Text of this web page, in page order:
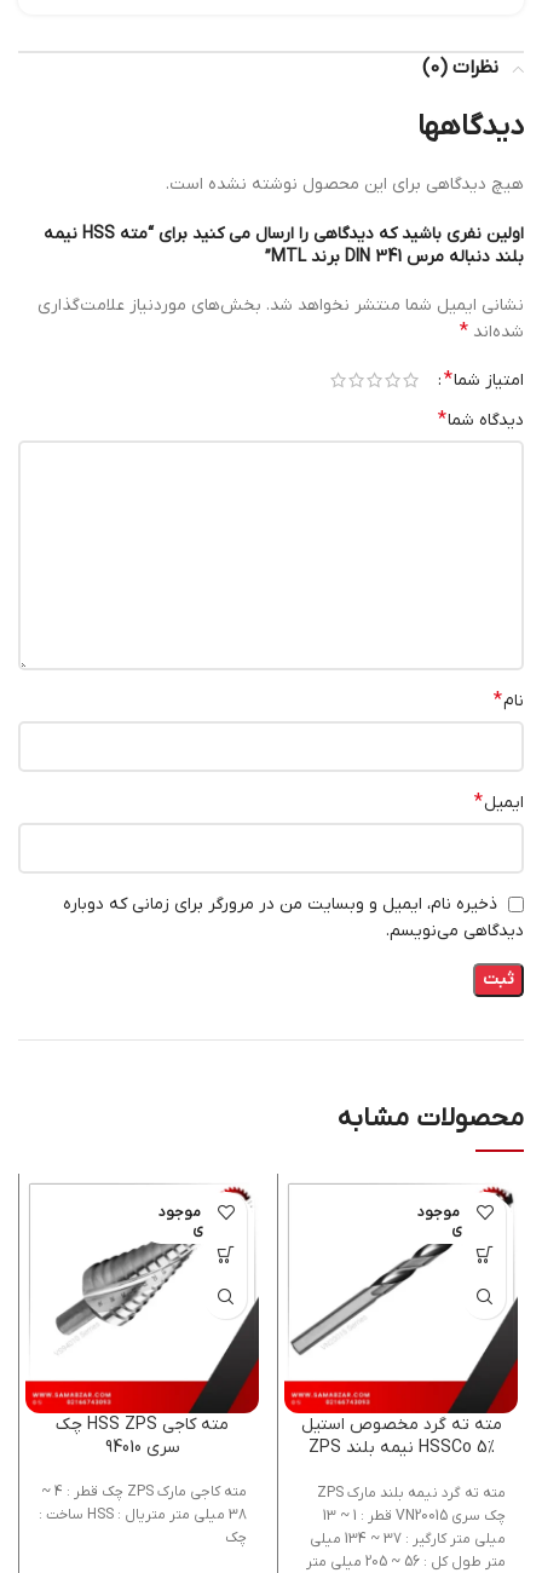
نظرات (0)
دیدگاهها
هیچ دیدگاهی برای این محصول نوشته نشده است.
اولین نفری باشید که دیدگاهی را ارسال می کنید برای “مته HSS نیمه
بلند دنباله مرس DIN 341 برند MTL”
نشانی ایمیل شما منتشر نخواهد شد. بخش‌های موردنیاز علامت‌گذاری
شده‌اند *
امتیاز شما*
دیدگاه شما*
نام*
ایمیل*
ذخیره نام، ایمیل و وبسایت من در مرورگر برای زمانی که دوباره
دیدگاهی می‌نویسم.
محصولات مشابه
اتمام موجود
ی
مته ته گرد مخصوص استیل
HSSCo 5% نیمه بلند ZPS
مته ته گرد نیمه بلند مارک ZPS
چک سری VN20015 قطر : 1 ~ 13
میلی متر کارگیر : 37 ~ 134 میلی
متر طول کل : 56 ~ 205 میلی متر
اتمام موجود
ی
مته کاجی HSS ZPS چک
سری 94010
مته کاجی مارک ZPS چک قطر : 4 ~
38 میلی متر متریال : HSS ساخت :
چک